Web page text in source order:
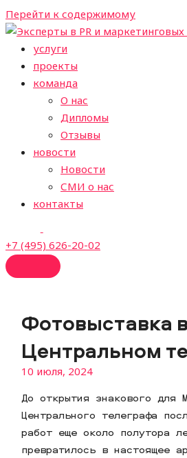
Перейти к содержимому
услуги
проекты
команда
О нас
Дипломы
Отзывы
новости
Новости
СМИ о нас
контакты
+7 (495) 626-20-02
Фотовыставка в
Центральном
10 июля, 2024
До открытия знакового для
Центрального телеграфа
работ еще около полутора
превратилось в настоящее